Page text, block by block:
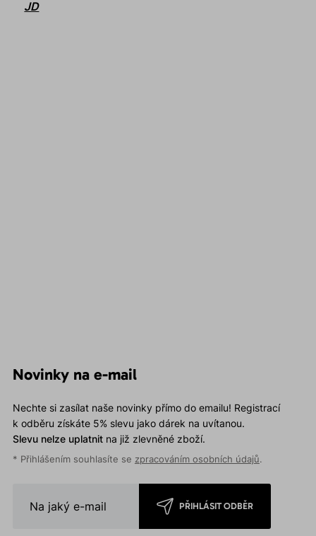
JD
Novinky na e-mail
Nechte si zasílat naše novinky přímo do emailu! Registrací
k odběru získáte 5% slevu jako dárek na uvítanou.
Slevu nelze uplatnitna již zlevněné zboží.
* Přihlášením souhlasíte se zpracováním osobních údajů.
PŘIHLÁSIT ODBĚR